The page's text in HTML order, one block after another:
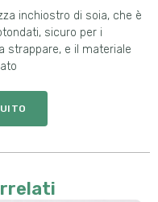
inchiostro di soia, che è
sicuro per i
strappare, e il materiale